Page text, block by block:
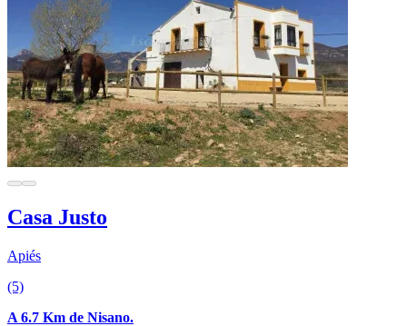
Casa Justo
Apiés
(5)
A 6.7 Km de Nisano.